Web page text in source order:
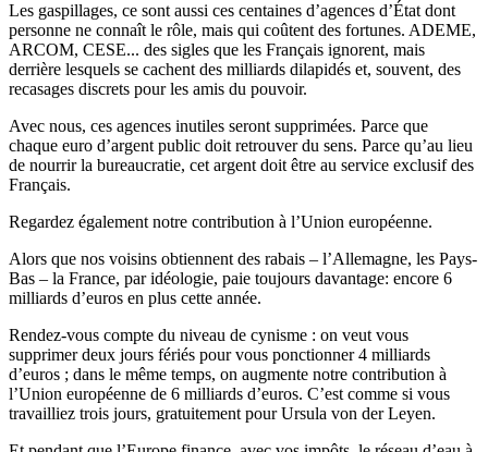
Les gaspillages, ce sont aussi ces centaines d’agences d’État dont
personne ne connaît le rôle, mais qui coûtent des fortunes. ADEME,
ARCOM, CESE... des sigles que les Français ignorent, mais
derrière lesquels se cachent des milliards dilapidés et, souvent, des
recasages discrets pour les amis du pouvoir.
Avec nous, ces agences inutiles seront supprimées. Parce que
chaque euro d’argent public doit retrouver du sens. Parce qu’au lieu
de nourrir la bureaucratie, cet argent doit être au service exclusif des
Français.
Regardez également notre contribution à l’Union européenne.
Alors que nos voisins obtiennent des rabais – l’Allemagne, les Pays-
Bas – la France, par idéologie, paie toujours davantage: encore 6
milliards d’euros en plus cette année.
Rendez-vous compte du niveau de cynisme : on veut vous
supprimer deux jours fériés pour vous ponctionner 4 milliards
d’euros ; dans le même temps, on augmente notre contribution à
l’Union européenne de 6 milliards d’euros. C’est comme si vous
travailliez trois jours, gratuitement pour Ursula von der Leyen.